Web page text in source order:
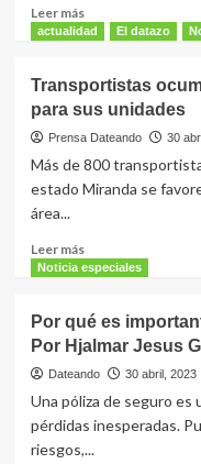
Leer másLeer
más
al
arte cinético
y
sus
principales
–
actualidad El datazo
Transportistas
para sus unidades
Prensa Dateando 30
Más de 800
estado Miranda se
área...
Leer másLeer
más
ocumareños
adquirieron
insumos
para
unidades
Noticia especiales
Por qué es
Por Hjalmar Jesus
Dateando 30 abril, 2023
Una póliza de seguro
pérdidas inesperadas.
riesgos,...